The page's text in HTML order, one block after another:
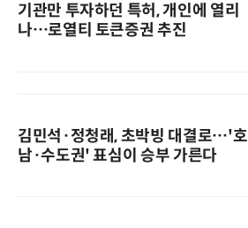
기관만 투자하던 특허, 개인에 열리
나…로열티 토큰증권 추진
김민석·정청래, 초박빙 대결로…'호
남·수도권' 표심이 승부 가른다